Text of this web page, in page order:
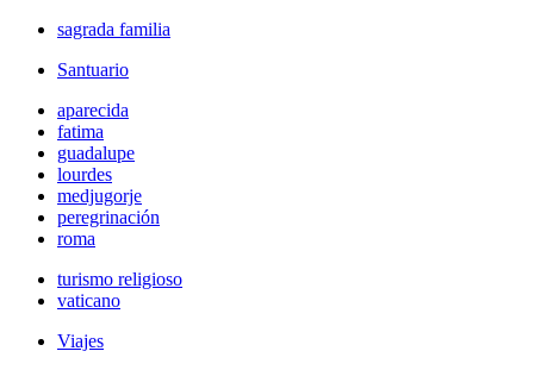
sagrada familia
Santuario
aparecida
fatima
guadalupe
lourdes
medjugorje
peregrinación
roma
turismo religioso
vaticano
Viajes